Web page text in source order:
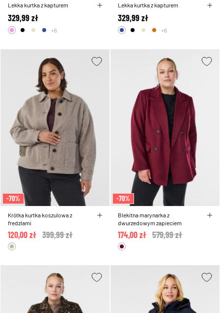
Lekka kurtka z kapturem
329,99 zł
+6
Lekka kurtka z kapturem
329,99 zł
+6
-70%
Krótka kurtka koszulowa z
fredzlami
Price reduced from
399,99 zł
120,00 zł
-70%
Blekitna marynarka z
dwurzedowym zapieciem
Price reduced from
579,99 zł
174,00 zł